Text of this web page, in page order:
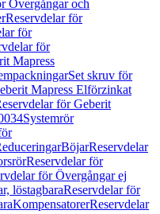
Övergångar och
Reservdelar för
för
för
Mapress
Set skruv för
Mapress Elförzinkat
för Geberit
Systemrör
BöjarReservdelar
Reservdelar för
för Övergångar ej
löstagbaraReservdelar för
KompensatorerReservdelar